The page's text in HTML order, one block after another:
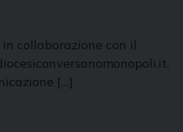
collaborazione con il
[…]